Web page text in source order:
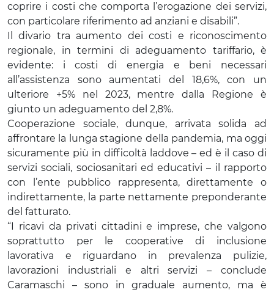
coprire i costi che comporta l’erogazione dei servizi,
con particolare riferimento ad anziani e disabili”.
Il divario tra aumento dei costi e riconoscimento
regionale, in termini di adeguamento tariffario, è
evidente: i costi di energia e beni necessari
all’assistenza sono aumentati del 18,6%, con un
ulteriore +5% nel 2023, mentre dalla Regione è
giunto un adeguamento del 2,8%.
Cooperazione sociale, dunque, arrivata solida ad
affrontare la lunga stagione della pandemia, ma oggi
sicuramente più in difficoltà laddove – ed è il caso di
servizi sociali, sociosanitari ed educativi – il rapporto
con l’ente pubblico rappresenta, direttamente o
indirettamente, la parte nettamente preponderante
del fatturato.
“I ricavi da privati cittadini e imprese, che valgono
soprattutto per le cooperative di inclusione
lavorativa e riguardano in prevalenza pulizie,
lavorazioni industriali e altri servizi – conclude
Caramaschi – sono in graduale aumento, ma è